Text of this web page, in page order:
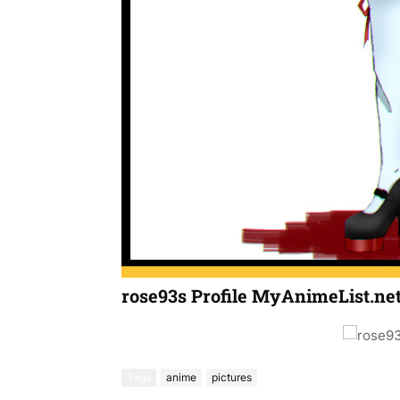
rose93s Profile
anime pictures